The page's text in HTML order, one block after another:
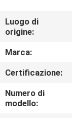
CIRCA
NOI
GIRO
DELLA
FABBRICA
Luogo di
origine:
Marca:
Certificazione:
Numero di
modello: